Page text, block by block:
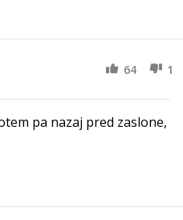
64 1
pa nazaj pred zaslone,